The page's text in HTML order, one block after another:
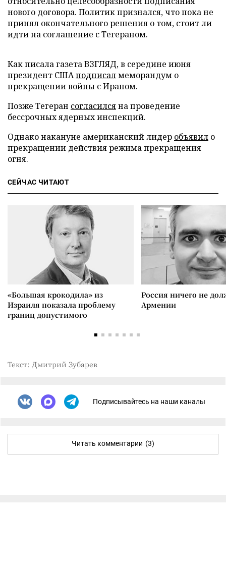
нового договора. Политик признался, что пока не
принял окончательного решения о том, стоит ли
идти на соглашение с Тегераном.
Как писала газета ВЗГЛЯД, в середине июня
президент СШАподписалмеморандум о
прекращении войны с Ираном.
Позже Тегеран согласилсяна проведение
бессрочных ядерных инспекций.
Однако накануне американский лидер объявил о
прекращении действия режима прекращения
огня.
СЕЙЧАС ЧИТАЮТ
«Большая крокодила» из
Израиля показала проблему
границ допустимого
Россия ничего не
Армении
Текст: Дмитрий Зубарев
Подписывайтесь на наши каналы
Читать комментарии (3)